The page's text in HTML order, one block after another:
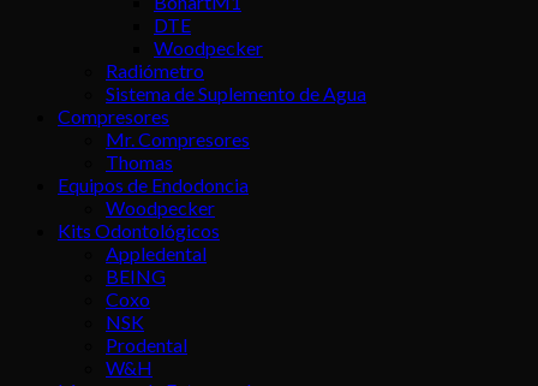
DTE
Woodpecker
Radiómetro
Sistema de Suplemento de Agua
Compresores
Mr. Compresores
Thomas
Equipos de Endodoncia
Woodpecker
Kits Odontológicos
Appledental
BEING
Coxo
NSK
Prodental
W&H